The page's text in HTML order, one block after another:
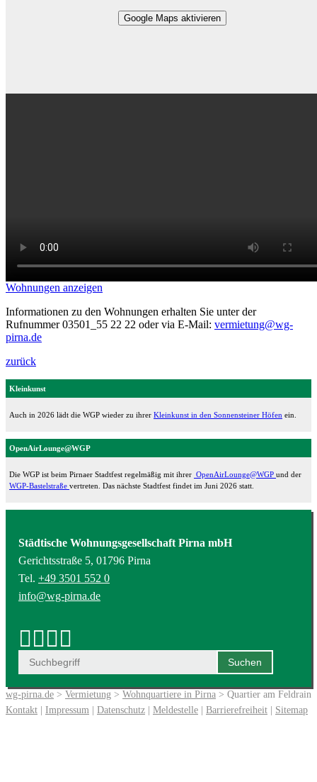
Google Maps aktivieren
Wohnungen anzeigen
Informationen zu den Wohnungen erhalten Sie unter der
Rufnummer 03501_55 22 22 oder via E-Mail: vermietung@wg-
pirna.de
zurück
Kleinkunst
Auch in 2026 lädt die WGP wieder zu ihrer Kleinkunst in den Sonnensteiner Höfen ein.
OpenAirLounge@WGP
Die WGP ist beim Pirnaer Stadtfest regelmäßig mit ihrer OpenAirLounge@WGP und der
WGP-Bastelstraße vertreten. Das nächste Stadtfest findet im Juni 2026 statt.
Städtische Wohnungsgesellschaft Pirna mbH
Gerichtsstraße 5, 01796 Pirna
Tel. +49 3501 552 0
info@wg-pirna.de
wg-pirna.de > Vermietung > Wohnquartiere in Pirna > Quartier am Feldrain
Kontakt
Impressum Datenschutz Meldestelle Barrierefreiheit Sitemap